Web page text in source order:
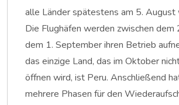
alle Länder spätestens am 5. August
Die Flughäfen werden zwischen dem
dem 1. September ihren Betrieb
das einzige Land, das im Oktober
öffnen wird, ist Peru. Anschließend
mehrere Phasen für den